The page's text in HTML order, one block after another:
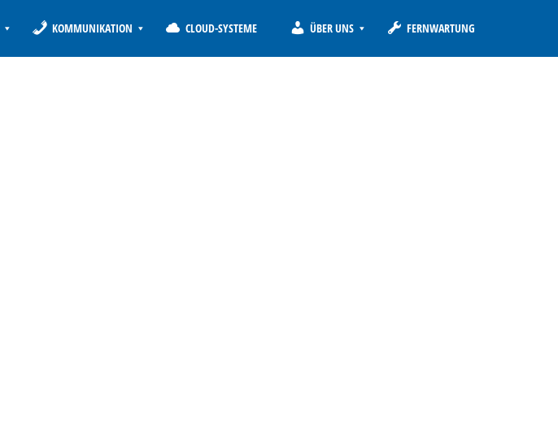
KOMMUNIKATION CLOUD-SYSTEME ÜBER UNS FERNWARTUNG